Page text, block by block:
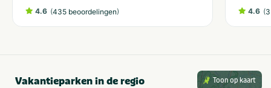
4.6 (435 beoordelingen) 4.6 (
Vakantieparken in de regio Toon op kaart